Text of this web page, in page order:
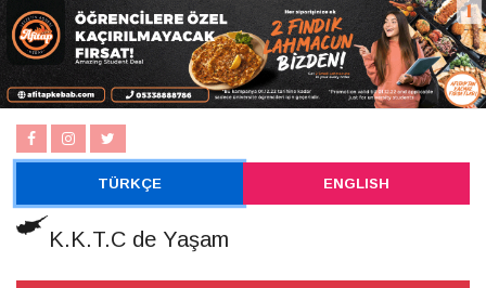
TÜRKÇE ENGLISH
K.K.T.C de Yaşam